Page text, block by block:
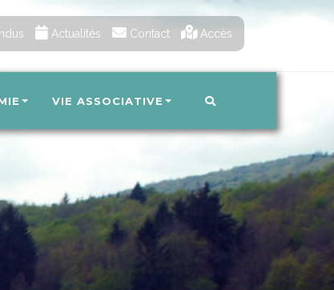
Actualités Contact Accès
VIE ASSOCIATIVE